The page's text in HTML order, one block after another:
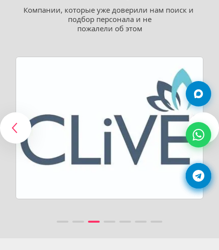
Компании, которые уже доверили нам поиск и
подбор персонала и не
пожалели об этом